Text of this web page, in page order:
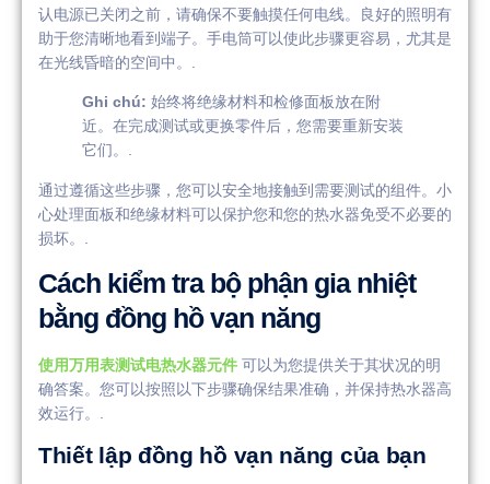
认电源已关闭之前，请确保不要触摸任何电线。良好的照明有
助于您清晰地看到端子。手电筒可以使此步骤更容易，尤其是
在光线昏暗的空间中。.
Ghi chú: 始终将绝缘材料和检修面板放在附
近。在完成测试或更换零件后，您需要重新安装
它们。.
通过遵循这些步骤，您可以安全地接触到需要测试的组件。小
心处理面板和绝缘材料可以保护您和您的热水器免受不必要的
损坏。.
Cách kiểm tra bộ phận gia nhiệt
bằng đồng hồ vạn năng
使用万用表测试电热水器元件 可以为您提供关于其状况的明
确答案。您可以按照以下步骤确保结果准确，并保持热水器高
效运行。.
Thiết lập đồng hồ vạn năng của bạn